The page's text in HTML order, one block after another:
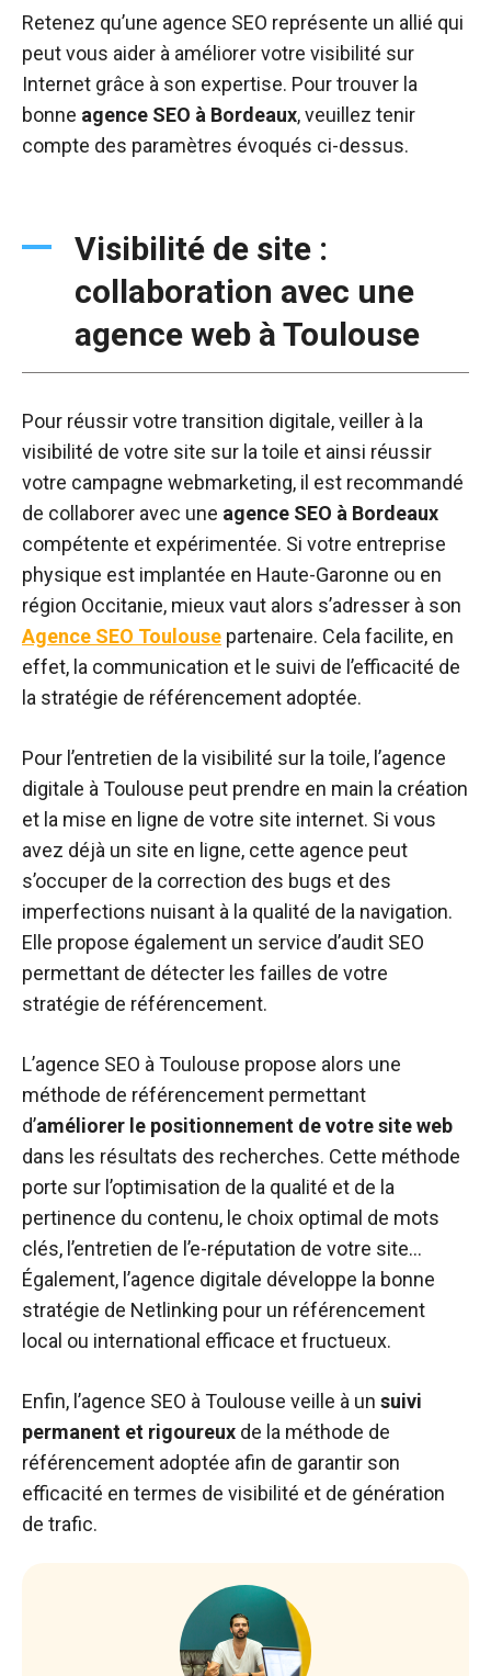
Retenez qu’une agence SEO représente un allié qui
peut vous aider à améliorer votre visibilité sur
Internet grâce à son expertise. Pour trouver la
bonne agence SEO à Bordeaux, veuillez tenir
compte des paramètres évoqués ci-dessus.
Visibilité de site :
collaboration avec une
agence web à Toulouse
Pour réussir votre transition digitale, veiller à la
visibilité de votre site sur la toile et ainsi réussir
votre campagne webmarketing, il est recommandé
de collaborer avec une agence SEO à Bordeaux
compétente et expérimentée. Si votre entreprise
physique est implantée en Haute-Garonne ou en
région Occitanie, mieux vaut alors s’adresser à son
Agence SEO Toulouse partenaire. Cela facilite, en
effet, la communication et le suivi de l’efficacité de
la stratégie de référencement adoptée.
Pour l’entretien de la visibilité sur la toile, l’agence
digitale à Toulouse peut prendre en main la création
et la mise en ligne de votre site internet. Si vous
avez déjà un site en ligne, cette agence peut
s’occuper de la correction des bugs et des
imperfections nuisant à la qualité de la navigation.
Elle propose également un service d’audit SEO
permettant de détecter les failles de votre
stratégie de référencement.
L’agence SEO à Toulouse propose alors une
méthode de référencement permettant
d’améliorer le positionnement de votre site web
dans les résultats des recherches. Cette méthode
porte sur l’optimisation de la qualité et de la
pertinence du contenu, le choix optimal de mots
clés, l’entretien de l’e-réputation de votre site…
Également, l’agence digitale développe la bonne
stratégie de Netlinking pour un référencement
local ou international efficace et fructueux.
Enfin, l’agence SEO à Toulouse veille à un suivi
permanent et rigoureux de la méthode de
référencement adoptée afin de garantir son
efficacité en termes de visibilité et de génération
de trafic.